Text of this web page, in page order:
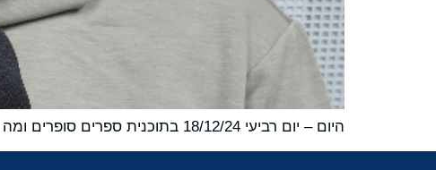
היום – יום רביעי 18/12/24 בתוכנית ספרים סופרים ומה שביניהם ברדיו קסם 106אפאם: